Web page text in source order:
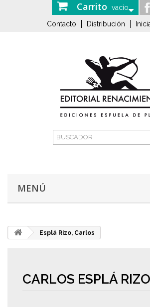
Carrito vacío
Contacto Distribución
MENÚ
Esplá Rizo, Carlos
CARLOS ESPLÁ RIZO